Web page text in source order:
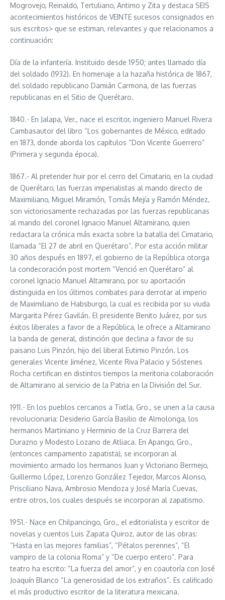
Mogrovejo, Reinaldo, Tertuliano, Antimo y Zita y destaca SEIS
acontecimientos históricos de VEINTE sucesos consignados en
sus escritos> que se estiman, relevantes y que relacionamos a
continuación:
Día de la infantería. Instituido desde 1950; antes llamado día
del soldado (1932). En homenaje a la hazaña histórica de 1867,
del soldado republicano Damián Carmona, de las fuerzas
republicanas en el Sitio de Querétaro.
1840.- En Jalapa, Ver., nace el escritor, ingeniero Manuel Rivera
Cambasautor del libro “Los gobernantes de México, editado
en 1873, donde aborda los capítulos “Don Vicente Guerrero”
(Primera y segunda época).
1867.- Al pretender huir por el cerro del Cimatario, en la ciudad
de Querétaro, las fuerzas imperialistas al mando directo de
Maximiliano, Miguel Miramón, Tomás Mejía y Ramón Méndez,
son victoriosamente rechazadas por las fuerzas republicanas
al mando del coronel Ignacio Manuel Altamirano, quien
redactara la crónica más exacta sobre la batalla del Cimatario,
llamada “El 27 de abril en Querétaro”. Por esta acción militar
30 años después en 1897, el gobierno de la República otorga
la condecoración post mortem “Venció en Querétaro” al
coronel Ignacio Manuel Altamirano, por su aportación
distinguida en los últimos combates para derrotar al imperio
de Maximiliano de Habsburgo, la cual es recibida por su viuda
Margarita Pérez Gavilán. El presidente Benito Juárez, por sus
éxitos liberales a favor de a República, le ofrece a Altamirano
la banda de general, distinción que declina a favor de su
paisano Luis Pinzón, hijo del liberal Eutimio Pinzón. Los
generales Vicente Jiménez, Vicente Riva Palacio y Sóstenes
Rocha certifican en distintos tiempos la meritoria colaboración
de Altamirano al servicio de la Patria en la División del Sur.
1911.- En los pueblos cercanos a Tixtla, Gro., se unen a la causa
revolucionaria: Desiderio García Basilio de Almolonga, los
hermanos Martiniano y Herminio de la Cruz Barrera del
Durazno y Modesto Lozano de Atliaca. En Apango, Gro.,
(entonces campamento zapatista), se incorporan al
movimiento armado los hermanos Juan y Victoriano Bermejo,
Guillermo López, Lorenzo González Tejedor, Marcos Alonso,
Prisciliano Nava, Ambrosio Mendoza y José María Cuevas,
entre otros, los cuales después se incorporan al zapatismo.
1951.- Nace en Chilpancingo, Gro., el editorialista y escritor de
novelas y cuentos Luis Zapata Quiroz, autor de las obras:
“Hasta en las mejores familias”, “Pétalos perennes”, “El
vampiro de la colonia Roma” y “De cuerpo entero”. Para
teatro ha escrito: “La fuerza del amor”, y en coautoría con José
Joaquín Blanco “La generosidad de los extraños”. Es calificado
el más productivo escritor de la literatura mexicana.